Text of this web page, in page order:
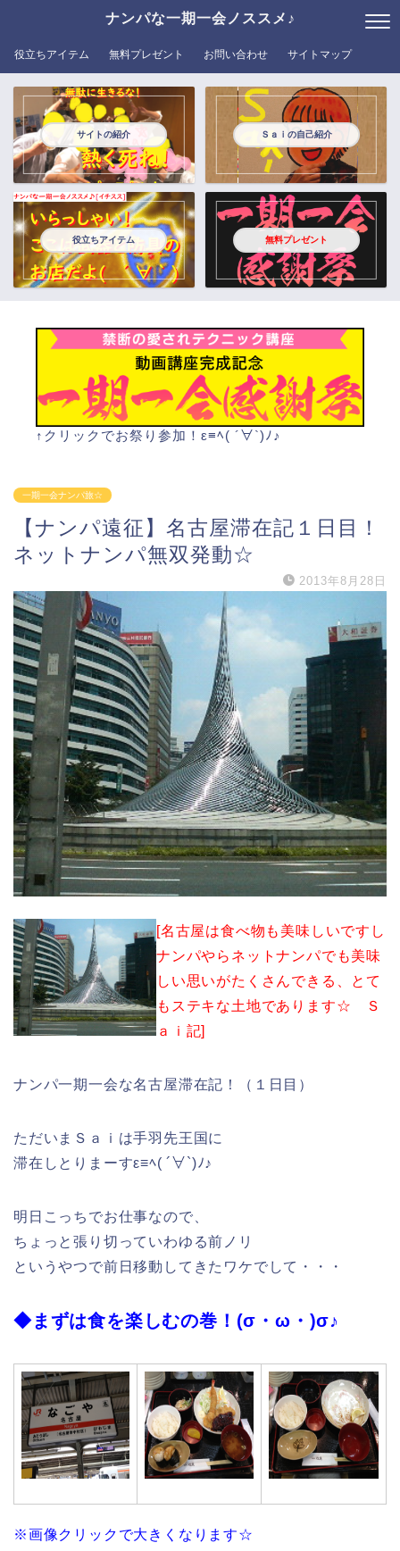
ナンパな一期一会ノススメ♪
役立ちアイテム 無料プレゼント お問い合わせ サイトマップ
サイトの紹介 Ｓａｉの自己紹介
役立ちアイテム 無料プレゼント
↑クリックでお祭り参加！ε≡ﾍ( ´∀`)ﾉ♪
一期一会ナンパ旅☆
【ナンパ遠征】名古屋滞在記１日目！
ネットナンパ無双発動☆
2013年8月28日
[名古屋は食べ物も美味しいですし
ナンパやらネットナンパでも美味
しい思いがたくさんできる、とて
もステキな土地であります☆ Ｓ
ａｉ記]
ナンパ一期一会な名古屋滞在記！（１日目）
ただいまＳａｉは手羽先王国に
滞在しとりまーすε≡ﾍ( ´∀`)ﾉ♪
明日こっちでお仕事なので、
ちょっと張り切っていわゆる前ノリ
というやつで前日移動してきたワケでして・・・
◆まずは食を楽しむの巻！(σ・ω・)σ♪
※画像クリックで大きくなります☆